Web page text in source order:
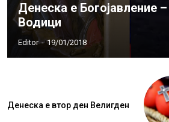
Денеска е Богојавление –
Водици
Editor - 19/01/2018
Денеска е втор ден Велигден